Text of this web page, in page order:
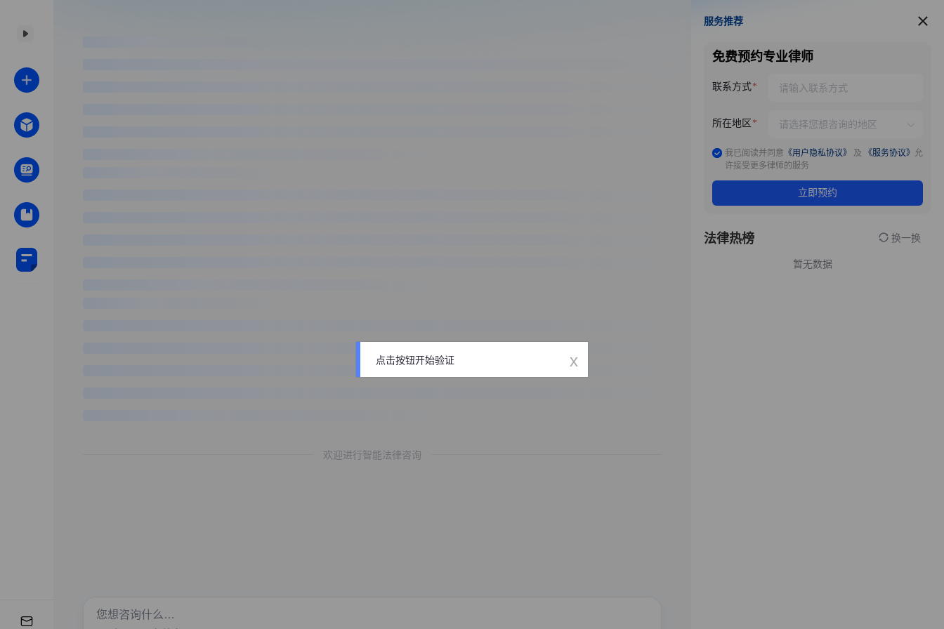
欢迎进行智能法律咨询
服务推荐
服务推荐
免费预约专业律师
联系方式
所在地区
我已阅读并同意 《用户隐私协议》 及 《服务协议》 允
许接受更多律师的服务
立即预约
法律热榜 换一换
暂无数据
点击按钮开始验证 x